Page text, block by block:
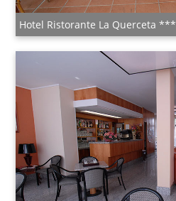
Hotel Ristorante La Querceta ***